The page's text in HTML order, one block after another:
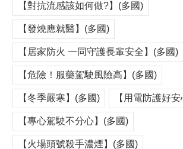
【對抗流感該如何做?】(多國)
【發燒應就醫】(多國)
【居家防火 一同守護長輩安全】(多國)
【危險！服藥駕駛風險高】(多國)
【冬季嚴寒】(多國) 【用電防護好
【專心駕駛不分心】(多國)
【火場頭號殺手濃煙】(多國)